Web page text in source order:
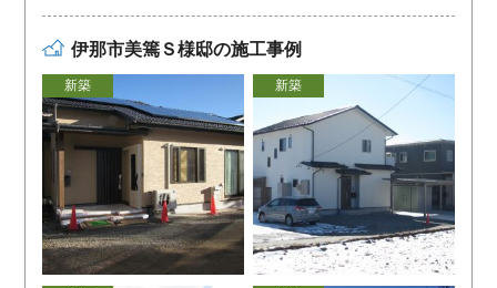
伊那市美篶Ｓ様邸の施工事例
新築 新築